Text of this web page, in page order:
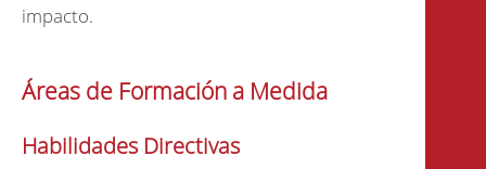
impacto.
Áreas de Formación a Medida
Habilidades Directivas